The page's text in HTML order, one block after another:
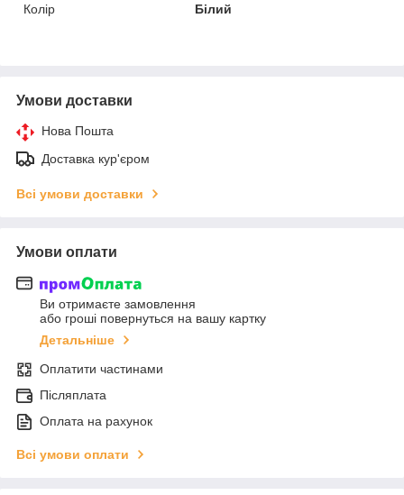
Колір
Білий
Умови доставки
Нова Пошта
Доставка кур'єром
Всі умови доставки
Умови оплати
Ви отримаєте замовлення
або гроші повернуться на вашу картку
Детальніше
Оплатити частинами
Післяплата
Оплата на рахунок
Всі умови оплати